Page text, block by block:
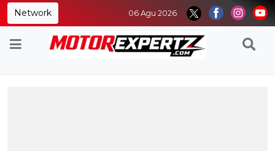
Network 06 Agu 2026